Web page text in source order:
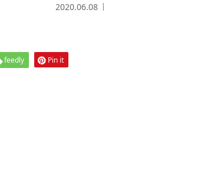
2020.06.08
feedly Pin it